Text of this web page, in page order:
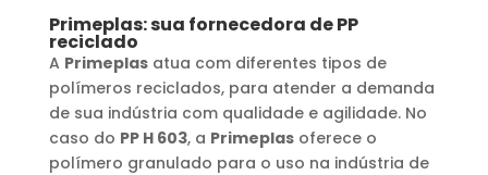
Primeplas: sua fornecedora de PP
reciclado
A Primeplasatua com diferentes tipos de
polímeros reciclados, para atender a demanda
de sua indústria com qualidade e agilidade. No
caso do PP H 603, a Primeplasoferece o
polímero granulado para o uso na indústria de